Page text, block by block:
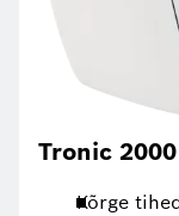
Tronic
Kõrge